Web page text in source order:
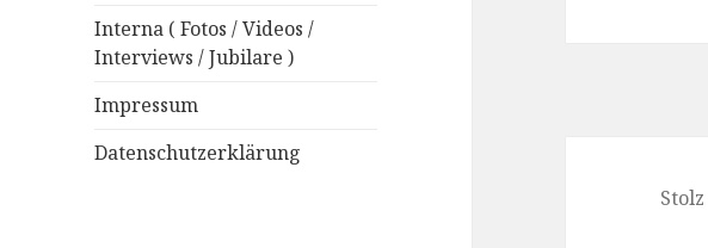
Interna ( Fotos / Videos /
Interviews / Jubilare )
Impressum
Datenschutzerklärung